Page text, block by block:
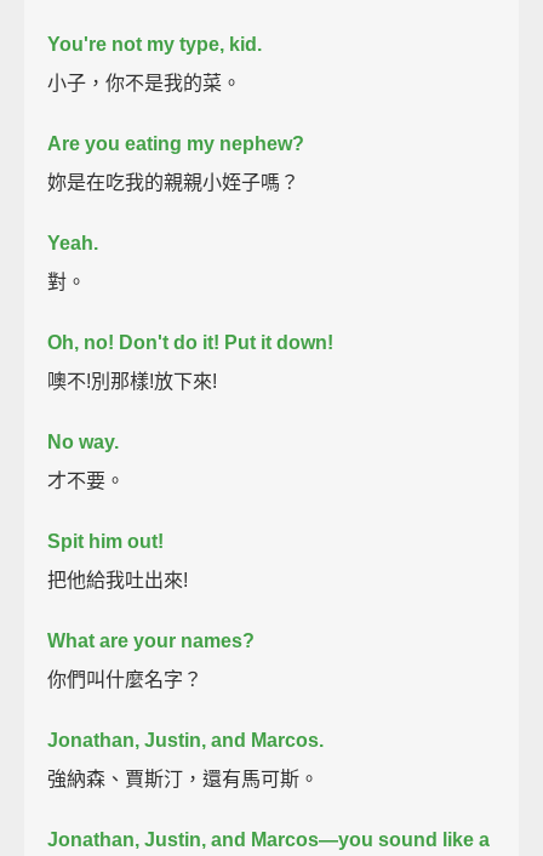
You're not my type, kid.
小子，你不是我的菜。
Are you eating my nephew?
妳是在吃我的親親小姪子嗎？
Yeah.
對。
Oh, no! Don't do it! Put it down!
噢不!別那樣!放下來!
No way.
才不要。
Spit him out!
把他給我吐出來!
What are your names?
你們叫什麼名字？
Jonathan, Justin, and Marcos.
強納森、賈斯汀，還有馬可斯。
Jonathan, Justin, and Marcos—you sound like a